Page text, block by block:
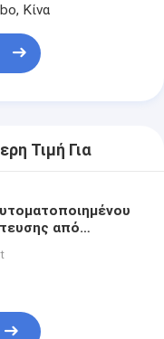
Κίνα
Τιμή Για
από
για μπουκάλι